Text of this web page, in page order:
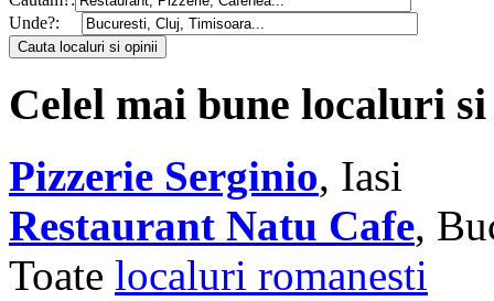
Unde?:
Celel mai bune localuri
Pizzerie Serginio, Iasi
Restaurant Natu Cafe,
Toate localuri romanesti